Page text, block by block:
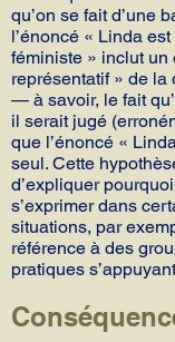
qu’on se fait d’une
l’énoncé « Linda
féministe » inclut un
représentatif » de
— à savoir, le fait
il serait jugé
que l’énoncé «
seul. Cette
d’expliquer
s’exprimer dans
situations, par
référence à des
pratiques